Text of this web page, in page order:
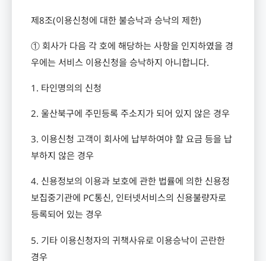
제8조(이용신청에 대한 불승낙과 승낙의 제한)
① 회사가 다음 각 호에 해당하는 사항을 인지하였을 경
우에는 서비스 이용신청을 승낙하지 아니합니다.
1. 타인명의의 신청
2. 울산북구에 주민등록 주소지가 되어 있지 않은 경우
3. 이용신청 고객이 회사에 납부하여야 할 요금 등을 납
부하지 않은 경우
4. 신용정보의 이용과 보호에 관한 법률에 의한 신용정
보집중기관에 PC통신, 인터넷서비스의 신용불량자로
등록되어 있는 경우
5. 기타 이용신청자의 귀책사유로 이용승낙이 곤란한
경우